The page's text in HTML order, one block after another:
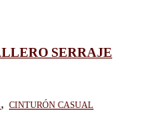
SERRAJE
, Cinturón casual